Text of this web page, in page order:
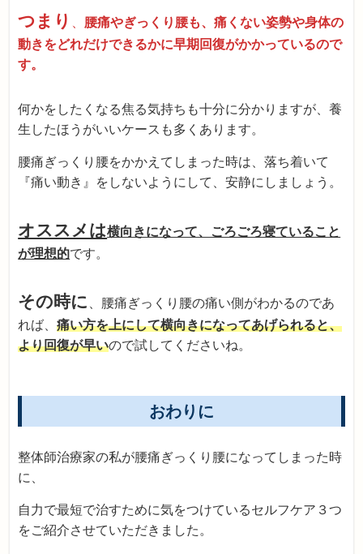
つまり
腰痛やぎっくり腰も、痛くない姿勢や身体の
動きをどれだけできるかに早期回復がかかっているので
す。
何かをしたくなる焦る気持ちも十分に分かりますが、養
生したほうがいいケースも多くあります。
腰痛ぎっくり腰をかかえてしまった時は、落ち着いて
『痛い動き』をしないようにして、安静にしましょう。
オススメは横向きになって、ごろごろ寝ていること
が理想的です。
その時に
、腰痛ぎっくり腰の痛い側がわかるのであ
れば、痛い方を上にして横向きになってあげられると、
より回復が早いので試してくださいね。
おわりに
整体師治療家の私が腰痛ぎっくり腰になってしまった時
に、
自力で最短で治すために気をつけているセルフケア３つ
をご紹介させていただきました。